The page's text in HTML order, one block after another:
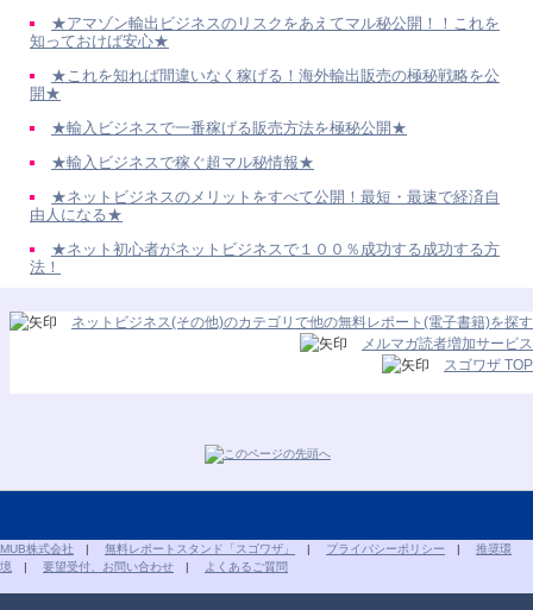
★アマゾン輸出ビジネスのリスクをあえてマル秘公開！！これを
知っておけば安心★
★これを知れば間違いなく稼げる！海外輸出販売の極秘戦略を公
開★
★輸入ビジネスで一番稼げる販売方法を極秘公開★
★輸入ビジネスで稼ぐ超マル秘情報★
★ネットビジネスのメリットをすべて公開！最短・最速で経済自
由人になる★
★ネット初心者がネットビジネスで１００％成功する成功する方
法！
ネットビジネス(その他)のカテゴリで他の無料レポート(電子書籍)を探す
メルマガ読者増加サービス
スゴワザ TOP
MUB株式会社 | 無料レポートスタンド「スゴワザ」 | プライバシーポリシー | 推奨環
境 | 要望受付、お問い合わせ | よくあるご質問